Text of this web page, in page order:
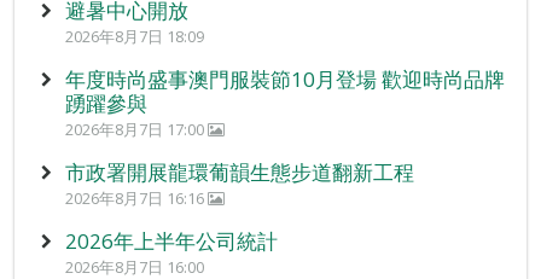
避暑中心開放
2026年8月7日 18:09
年度時尚盛事澳門服裝節10月登場 歡迎時尚品牌
踴躍參與
2026年8月7日 17:00
市政署開展龍環葡韻生態步道翻新工程
2026年8月7日 16:16
2026年上半年公司統計
2026年8月7日 16:00